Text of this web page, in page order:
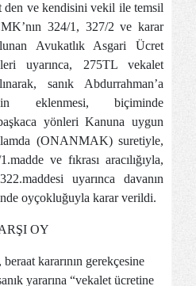
den ve kendisini vekil ile temsil
324/1, 327/2 ve karar
Avukatlık Asgari Ücret
uyarınca, 275TL vekalet
sanık Abdurrahman’a
eklenmesi, biçiminde
yönleri Kanuna uygun
(ONANMAK) suretiyle,
ve fıkrası aracılığıyla,
uyarınca davanın
oyçokluğuyla karar verildi.
OY
kararının gerekçesine
yararına “vekalet ücretine